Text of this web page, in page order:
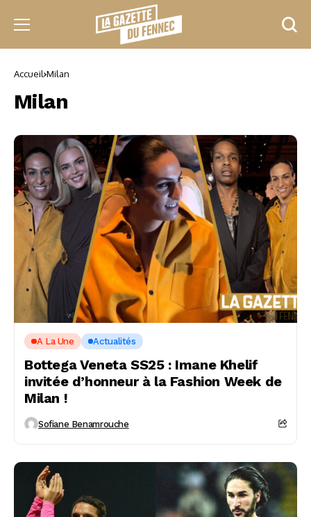
Accueil Milan
Milan
A La Une Actualités
Bottega Veneta SS25 : Imane Khelif
invitée d’honneur à la Fashion Week de
Milan !
Sofiane Benamrouche